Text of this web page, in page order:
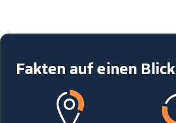
Fakten auf einen Blick